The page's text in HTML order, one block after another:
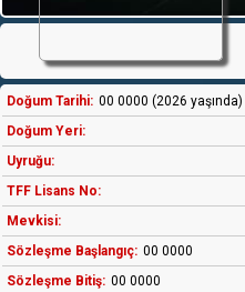
Doğum Tarihi: 00 0000 (2026 yaşında)
Doğum Yeri:
Uyruğu:
TFF Lisans No:
Mevkisi:
Sözleşme Başlangıç: 00 0000
Sözleşme Bitiş: 00 0000